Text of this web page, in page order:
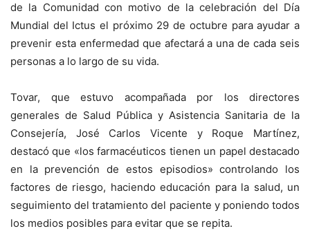
de la Comunidad con motivo de la celebración del Día
Mundial del Ictus el próximo 29 de octubre para ayudar a
prevenir esta enfermedad que afectará a una de cada seis
personas a lo largo de su vida.
Tovar, que estuvo acompañada por los directores
generales de Salud Pública y Asistencia Sanitaria de la
Consejería, José Carlos Vicente y Roque Martínez,
destacó que «los farmacéuticos tienen un papel destacado
en la prevención de estos episodios» controlando los
factores de riesgo, haciendo educación para la salud, un
seguimiento del tratamiento del paciente y poniendo todos
los medios posibles para evitar que se repita.